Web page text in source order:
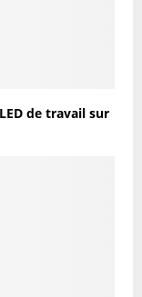
de travail sur